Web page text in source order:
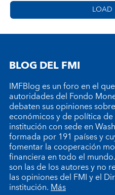
LOAD
BLOG DEL FMI
IMFBlog es un foro en el
autoridades del Fondo
debaten sus opiniones
económicos y de política
institución con sede en
formada por 191 países y
fomentar la cooperación
financiera en todo el
son las de los autores y no
las opiniones del FMI y el
institución.Más